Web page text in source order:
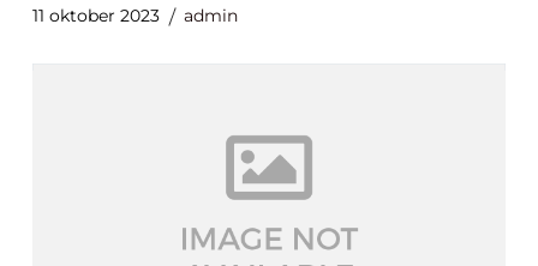
11 oktober 2023 admin